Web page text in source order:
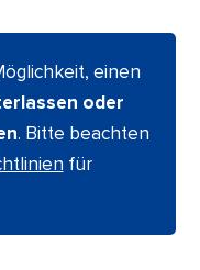
p
y
Li
n
k
einen
oder
. Bitte beachten
für